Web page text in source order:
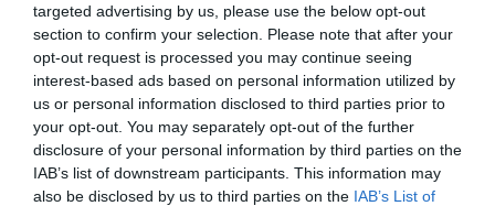
targeted advertising by us, please use the below opt-out
section to confirm your selection. Please note that after your
opt-out request is processed you may continue seeing
interest-based ads based on personal information utilized by
us or personal information disclosed to third parties prior to
your opt-out. You may separately opt-out of the further
disclosure of your personal information by third parties on the
IAB’s list of downstream participants. This information may
also be disclosed by us to third parties on the IAB’s List of
trajectòria a través de pel·lícules sobre Gustav Mahler,
John Cage o Frank Zappa, entre d'altres. La
retrospectiva culminarà el 12 d'agost, coincidint amb
l'eclipsi solar, quan Scheffer visitarà Torroella per
presentar "Half Moon", dedicada al clarinetista sirià
Kinan Azmeh, que oferirà una actuació musical seguida
d'un col·loqui amb el director.